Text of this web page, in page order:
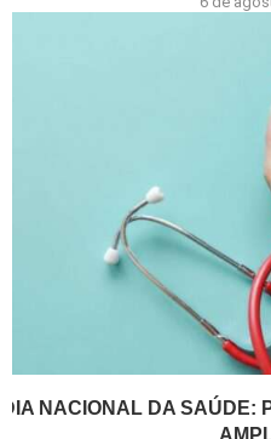
DIA NACIONAL DA SAÚDE: